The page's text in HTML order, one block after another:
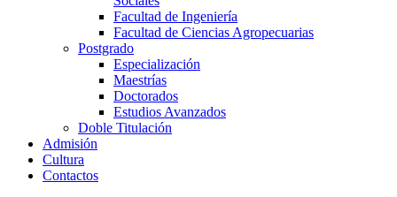
Facultad de Ingeniería
Facultad de Ciencias Agropecuarias
Postgrado
Especialización
Maestrías
Doctorados
Estudios Avanzados
Doble Titulación
Admisión
Cultura
Contactos